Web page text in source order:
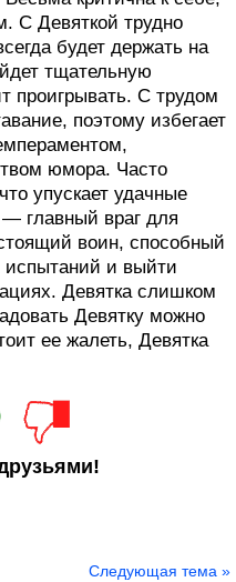
С Девяткой трудно
будет держать на
тщательную
проигрывать. С трудом
поэтому избегает
юмора. Часто
упускает удачные
главный враг для
воин, способный
и выйти
Девятка слишком
Девятку можно
ее жалеть, Девятка
Следующая тема »